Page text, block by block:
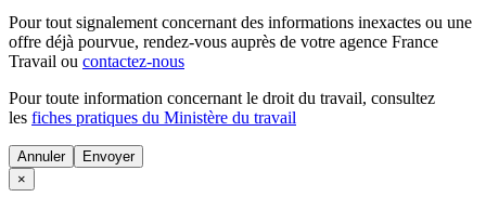
Pour tout signalement concernant des informations inexactes ou une
offre déjà pourvue, rendez-vous auprès de votre agence France
Travail ou contactez-nous
Pour toute information concernant le droit du travail, consultez
les fiches pratiques du Ministère du travail
Annuler
×